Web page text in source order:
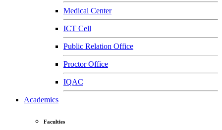
Medical Center
ICT Cell
Public Relation Office
Proctor Office
IQAC
Academics
Faculties